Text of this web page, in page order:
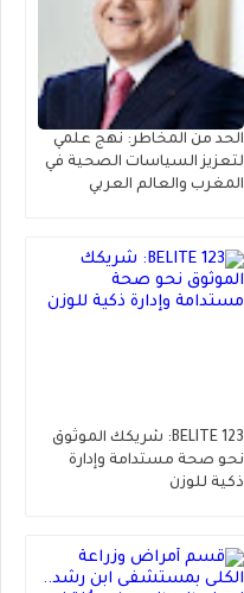
الحد من المخاطر: نهج علمي
لتعزيز السياسات الصحية في
المغرب والعالم العربي
BELITE 123: شريكك الموثوق
نحو صحة مستدامة وإدارة
ذكية للوزن